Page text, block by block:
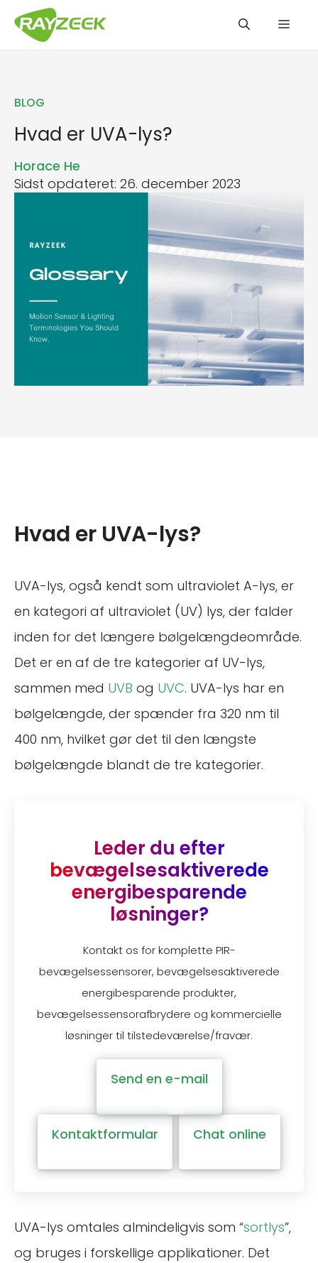
BLOG
Hvad er UVA-lys?
Horace He
Sidst opdateret: 26. december 2023
Hvad er UVA-lys?
UVA-lys, også kendt som ultraviolet A-lys, er
en kategori af ultraviolet (UV) lys, der falder
inden for det længere bølgelængdeområde.
Det er en af de tre kategorier af UV-lys,
sammen med UVB og UVC. UVA-lys har en
bølgelængde, der spænder fra 320 nm til
400 nm, hvilket gør det til den længste
bølgelængde blandt de tre kategorier.
Leder du efter
bevægelsesaktiverede
energibesparende
løsninger?
Kontakt os for komplette PIR-
bevægelsessensorer, bevægelsesaktiverede
energibesparende produkter,
bevægelsessensorafbrydere og kommercielle
løsninger til tilstedeværelse/fravær.
Send en e-mail
Kontaktformular Chat online
UVA-lys omtales almindeligvis som “sortlys”,
og bruges i forskellige applikationer. Det